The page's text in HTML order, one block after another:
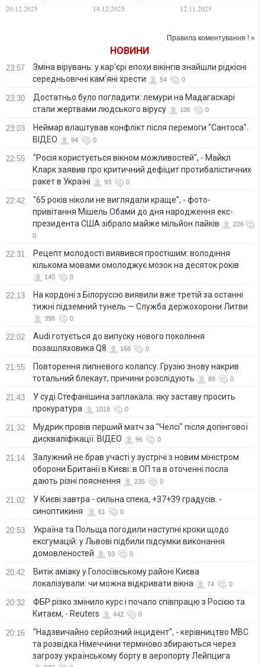
масштабних
20.12.2025
Трамп пообіцяв
14.12.2025
запитання
12.11.2025
Правила коментування ! »
НОВИНИ
23:57
Зміна вірувань: у кар'єрі епохи вікінгів знайшли рідкісні
середньовічні кам’яні хрести
54 0
23:30
Достатньо було погладити: лемури на Мадагаскарі
стали жертвами людського вірусу
106 0
23:03
Неймар влаштував конфлікт після перемоги "Сантоса".
ВІДЕО
94 0
22:55
"Росія користується вікном можливостей", - Майкл
Кларк заявив про критичний дефіцит протибалістичних
ракет в Україні
93 0
22:42
"65 років ніколи не виглядали краще", - фото-
привітання Мішель Обами до дня народження екс-
президента США зібрало майже мільйон лайків
226
0
22:31
Рецепт молодості виявився простішим: володіння
кількома мовами омолоджує мозок на десяток років
140 0
22:13
На кордоні з Білоруссю виявили вже третій за останні
тижні підземний тунель — Служба держохорони Литви
398 0
22:02
Audi готується до випуску нового покоління
позашляховика Q8
168 0
21:55
Повторення липневого колапсу: Грузію знову накрив
тотальний блекаут, причини розслідують
89 0
21:43
У суді Стефанішина заплакала: яку заставу просить
прокуратура
1018 0
21:32
Мудрик провів перший матч за "Челсі" після допінгової
дискваліфікації. ВІДЕО
96 0
21:14
Залужний не брав участі у зустрічі з новим міністром
оборони Британії в Києві: в ОП та в оточенні посла
дають різні пояснення
235 0
21:02
У Києві завтра - сильна спека, +37+39 градусів. -
синоптикиня
61 0
20:53
Україна та Польща погодили наступні кроки щодо
ексгумацій: у Львові підбили підсумки виконання
домовленостей
93 0
20:42
Витік аміаку у Голосіївському районі Києва
локалізували: чи можна відкривати вікна
74 0
20:32
ФБР різко змінило курс і почало співпрацю з Росією та
Китаєм, - Reuters
442 0
20:16
"Надзвичайно серйозний інцидент", - керівництво МВС
та розвідка Німеччини терміново збираються через
загрозу українському борту в аеропорту Лейпцига